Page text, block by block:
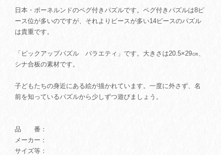
日本・ボーネルンドのペグ付きパズルです。ペグ付きパズルは8ピ
ース位が多いのですが、それよりピースが多い14ピースのパズル
は貴重です。
「ピックアップパズル バラエティ」です。大きさは20.5×29㎝、
シナ合板の素材です。
子どもたちの身近にある絵が描かれています。一度に外さず、名
前を知っているパズルから少しずつ遊びましょう。
品 番：
メーカー：
サイズ等：